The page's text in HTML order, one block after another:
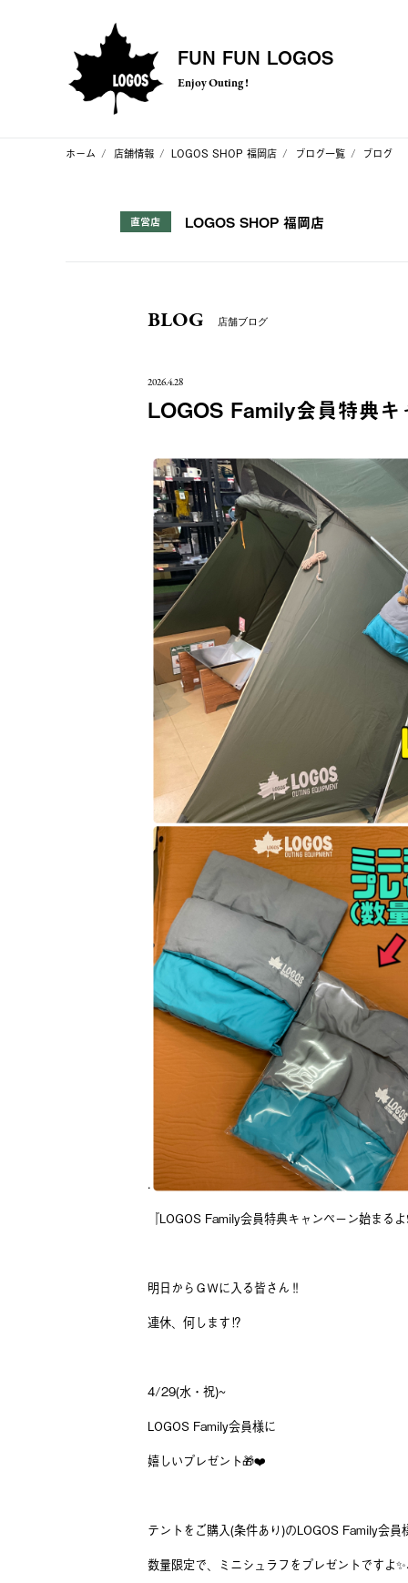
FUN FUN LOGOS
Enjoy Outing !
ホーム 店舗情報 LOGOS SHOP 福岡店 ブログ一覧 ブログ
直営店 LOGOS SHOP 福岡店
BLOG 店舗ブログ
2026.4.28
LOGOS Family会員特典キ
.
『LOGOS Family会員特典キャンペーン始まるよ
明日からＧＷに入る皆さん‼️
連休、何します⁉️
4/29(水・祝)~
LOGOS Family会員様に
嬉しいプレゼント🎁❤️
テントをご購入(条件あり)のLOGOS Family会員
数量限定で、ミニシュラフをプレゼントですよ